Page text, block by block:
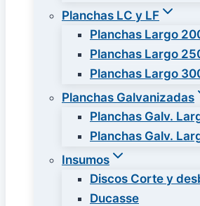
Planchas LC y LF
Planchas Largo
Planchas Largo
Planchas Largo
Planchas Galvanizadas
Planchas Galv.
Planchas Galv.
Insumos
Discos Corte y
Ducasse